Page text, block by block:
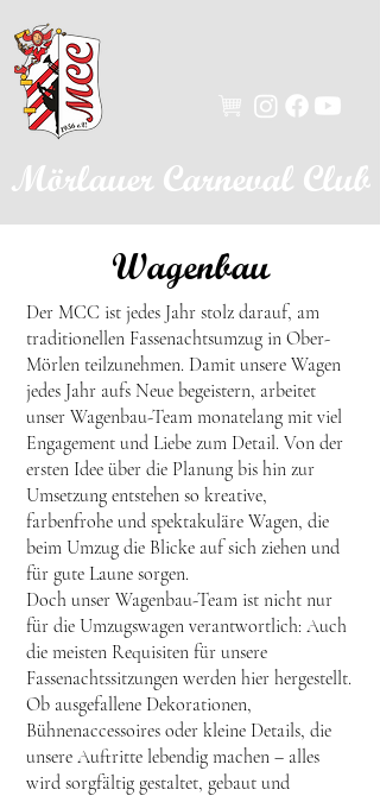
Mörlauer Carneval Club
Wagenbau
Der MCC ist jedes Jahr stolz darauf, am
traditionellen Fassenachtsumzug in Ober-
Mörlen teilzunehmen. Damit unsere Wagen
jedes Jahr aufs Neue begeistern, arbeitet
unser Wagenbau-Team monatelang mit viel
Engagement und Liebe zum Detail. Von der
ersten Idee über die Planung bis hin zur
Umsetzung entstehen so kreative,
farbenfrohe und spektakuläre Wagen, die
beim Umzug die Blicke auf sich ziehen und
für gute Laune sorgen.
Doch unser Wagenbau-Team ist nicht nur
für die Umzugswagen verantwortlich: Auch
die meisten Requisiten für unsere
Fassenachtssitzungen werden hier hergestellt.
Ob ausgefallene Dekorationen,
Bühnenaccessoires oder kleine Details, die
unsere Auftritte lebendig machen – alles
wird sorgfältig gestaltet, gebaut und